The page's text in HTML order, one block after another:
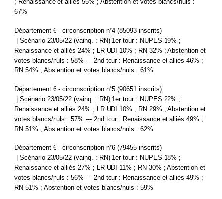
; Renaissance et alliés 55% ; Abstention et votes blancs/nuls :
67%
Département 6 - circonscription n°4 (85093 inscrits)
| Scénario 23/05/22 (vainq. : RN) 1er tour : NUPES 19% ;
Renaissance et alliés 24% ; LR UDI 10% ; RN 32% ; Abstention et
votes blancs/nuls : 58% --- 2nd tour : Renaissance et alliés 46% ;
RN 54% ; Abstention et votes blancs/nuls : 61%
Département 6 - circonscription n°5 (90651 inscrits)
| Scénario 23/05/22 (vainq. : RN) 1er tour : NUPES 22% ;
Renaissance et alliés 24% ; LR UDI 10% ; RN 29% ; Abstention et
votes blancs/nuls : 57% --- 2nd tour : Renaissance et alliés 49% ;
RN 51% ; Abstention et votes blancs/nuls : 62%
Département 6 - circonscription n°6 (79455 inscrits)
| Scénario 23/05/22 (vainq. : RN) 1er tour : NUPES 18% ;
Renaissance et alliés 27% ; LR UDI 11% ; RN 30% ; Abstention et
votes blancs/nuls : 56% --- 2nd tour : Renaissance et alliés 49% ;
RN 51% ; Abstention et votes blancs/nuls : 59%